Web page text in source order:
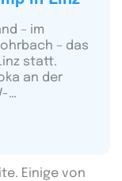
– im
– das
statt.
an der
…
Einige von